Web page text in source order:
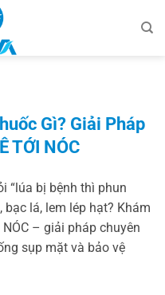
Gì? Giải Pháp
TỚI NÓC
“lúa bị bệnh thì phun
lá, lem lép hạt? Khám
– giải pháp chuyên
sụp mặt và bảo vệ